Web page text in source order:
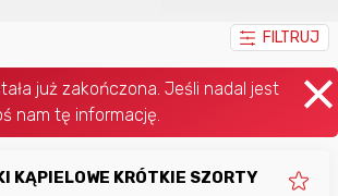
FILTRUJ
KĄPIELOWE KRÓTKIE SZORTY